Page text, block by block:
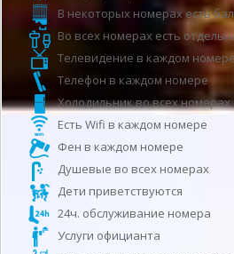
В некоторых номерах есть
Во всех номерах есть
Телевидение в каждом номере
Телефон в каждом номере
Холодильник во всех номерах
Есть Wifi в каждом номере
Фен в каждом номере
Душевые во всех номерах
Дети приветствуются
24ч. обслуживание номера
Услуги официанта